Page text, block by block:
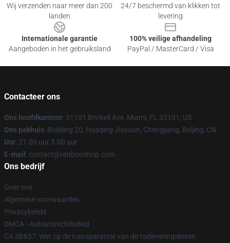
Wij verzenden naar meer dan 200
landen
24/7 beschermd van klikken tot
levering
Internationale garantie
Aangeboden in het gebruiksland
100% veilige afhandeling
PayPal / MasterCard / Visa
Contacteer ons
Ons hoofdkantoor: 51101 Brickell Ave, Miami, FL 33131, US
Ons pakhuis: Building 20, Huaqing Jiayuan, Chengjiang, Beijing, CN
Uur: 21.00 uur 5.00 uur
E-mail : contact@ranbooshop.com
Ons bedrijf
Over ons
Algemene voorwaarden
Privacybeleid
DMCA - Auteursrechtbeleid
CA SB657: Wet op de transparantie van de toeleveringsketen